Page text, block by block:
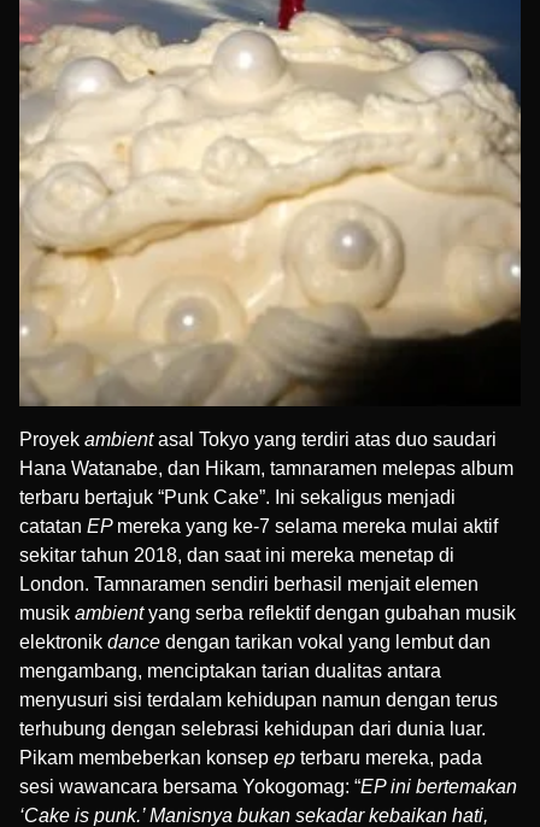
Proyek ambientasal Tokyo yang terdiri atas duo saudari
Hana Watanabe, dan Hikam, tamnaramen melepas album
terbaru bertajuk “Punk Cake”. Ini sekaligus menjadi
catatan EP mereka yang ke-7 selama mereka mulai aktif
sekitar tahun 2018, dan saat ini mereka menetap di
London. Tamnaramen sendiri berhasil menjait elemen
musik ambientyang serba reflektif dengan gubahan musik
elektronik dance dengan tarikan vokal yang lembut dan
mengambang, menciptakan tarian dualitas antara
menyusuri sisi terdalam kehidupan namun dengan terus
terhubung dengan selebrasi kehidupan dari dunia luar.
Pikam membeberkan konsep ep terbaru mereka, pada
sesi wawancara bersama Yokogomag: “EP ini bertemakan
‘Cake is punk.’ Manisnya bukan sekadar kebaikan hati,